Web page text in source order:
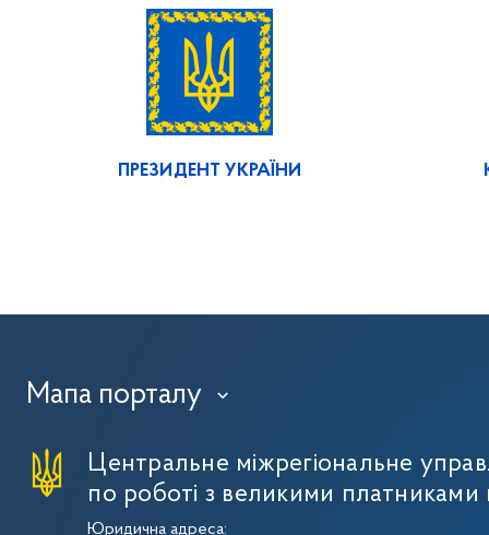
ПРЕЗИДЕНТ УКРАЇНИ
Мапа порталу ›
Центральне міжрегіональне
по роботі з великими платниками
Юридична адреса: